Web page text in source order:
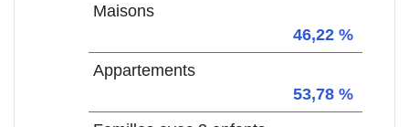
Maisons
46,22 %
Appartements
53,78 %